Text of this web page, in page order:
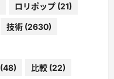
ロリポップ (21)
技術 (2630)
(48) 比較 (22)